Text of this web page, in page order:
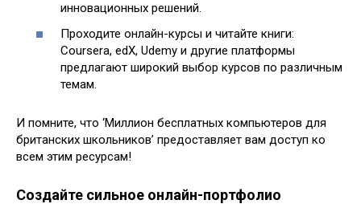
инновационных решений.
Проходите онлайн-курсы и читайте книги:
Coursera, edX, Udemy и другие платформы
предлагают широкий выбор курсов по различным
темам.
И помните, что ‘Миллион бесплатных компьютеров для
британских школьников’ предоставляет вам доступ ко
всем этим ресурсам!
Создайте сильное онлайн-портфолио